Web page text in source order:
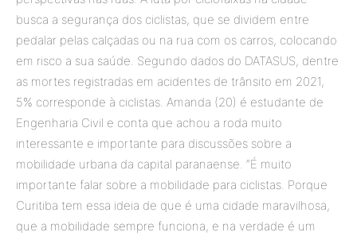
busca a segurança dos ciclistas, que se dividem entre
pedalar pelas calçadas ou na rua com os carros, colocando
em risco a sua saúde. Segundo dados do DATASUS, dentre
as mortes registradas em acidentes de trânsito em 2021,
5% corresponde à ciclistas. Amanda (20) é estudante de
Engenharia Civil e conta que achou a roda muito
interessante e importante para discussões sobre a
mobilidade urbana da capital paranaense. “É muito
importante falar sobre a mobilidade para ciclistas. Porque
Curitiba tem essa ideia de que é uma cidade maravilhosa,
que a mobilidade sempre funciona, e na verdade é um